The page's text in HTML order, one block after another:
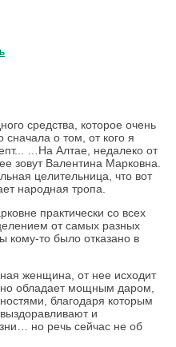
средства, которое очень
о том, от кого я
…На Алтае, недалеко от
зовут Валентина Марковна.
целительница, что вот
народная тропа.
практически со всех
от самых разных
кому-то было отказано в
женщина, от нее исходит
обладает мощным даром,
благодаря которым
и
но речь сейчас не об